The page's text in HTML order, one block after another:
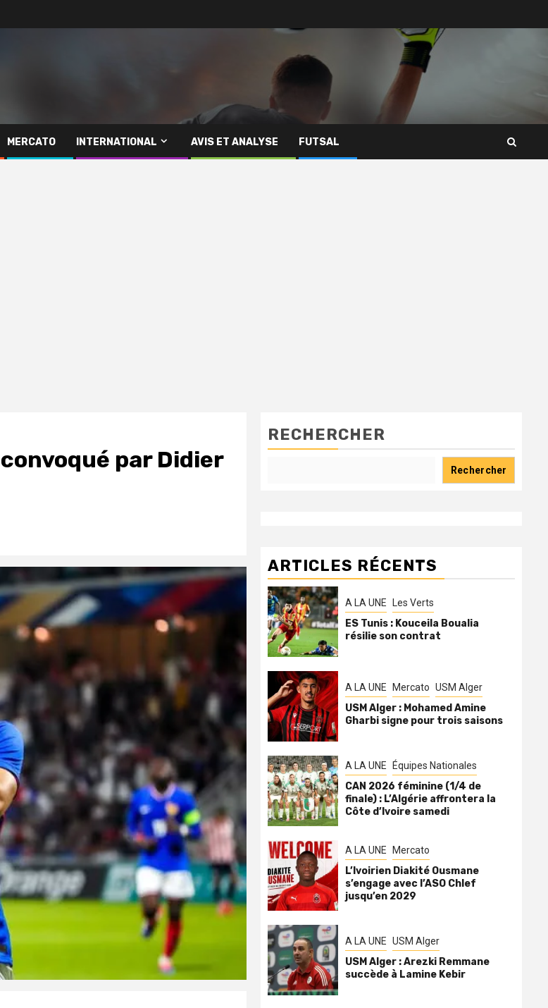
MERCATO INTERNATIONAL AVIS ET ANALYSE FUTSAL
par Didier
RECHERCHER
Rechercher
ARTICLES RÉCENTS
A LA UNE Les Verts
ES Tunis : Kouceila Boualia
résilie son contrat
A LA UNE Mercato USM Alger
USM Alger : Mohamed Amine
Gharbi signe pour trois saisons
A LA UNE Équipes Nationales
CAN 2026 féminine (1/4 de
finale) : L’Algérie affrontera la
Côte d’Ivoire samedi
A LA UNE Mercato
L’Ivoirien Diakité Ousmane
s’engage avec l’ASO Chlef
jusqu’en 2029
A LA UNE USM Alger
USM Alger : Arezki Remmane
succède à Lamine Kebir